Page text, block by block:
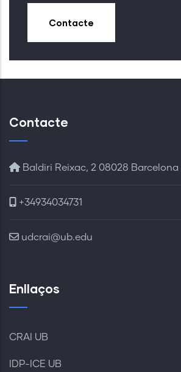
Contacte
Contacte
Baldiri Reixac, 2 08028 Barcelona
+34934034731
udcrai@ub.edu
Enllaços
CRAI UB
IDP-ICE UB